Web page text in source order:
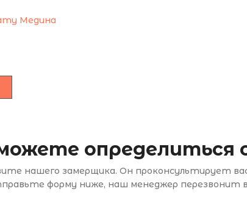
определиться
нашего замерщика. Он проконсультирует
форму ниже, наш менеджер перезвонит